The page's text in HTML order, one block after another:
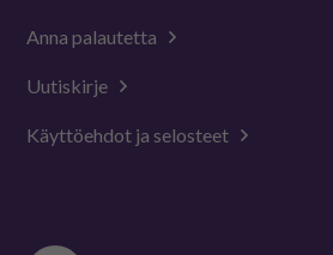
Anna palautetta
Uutiskirje
Käyttöehdot ja selosteet